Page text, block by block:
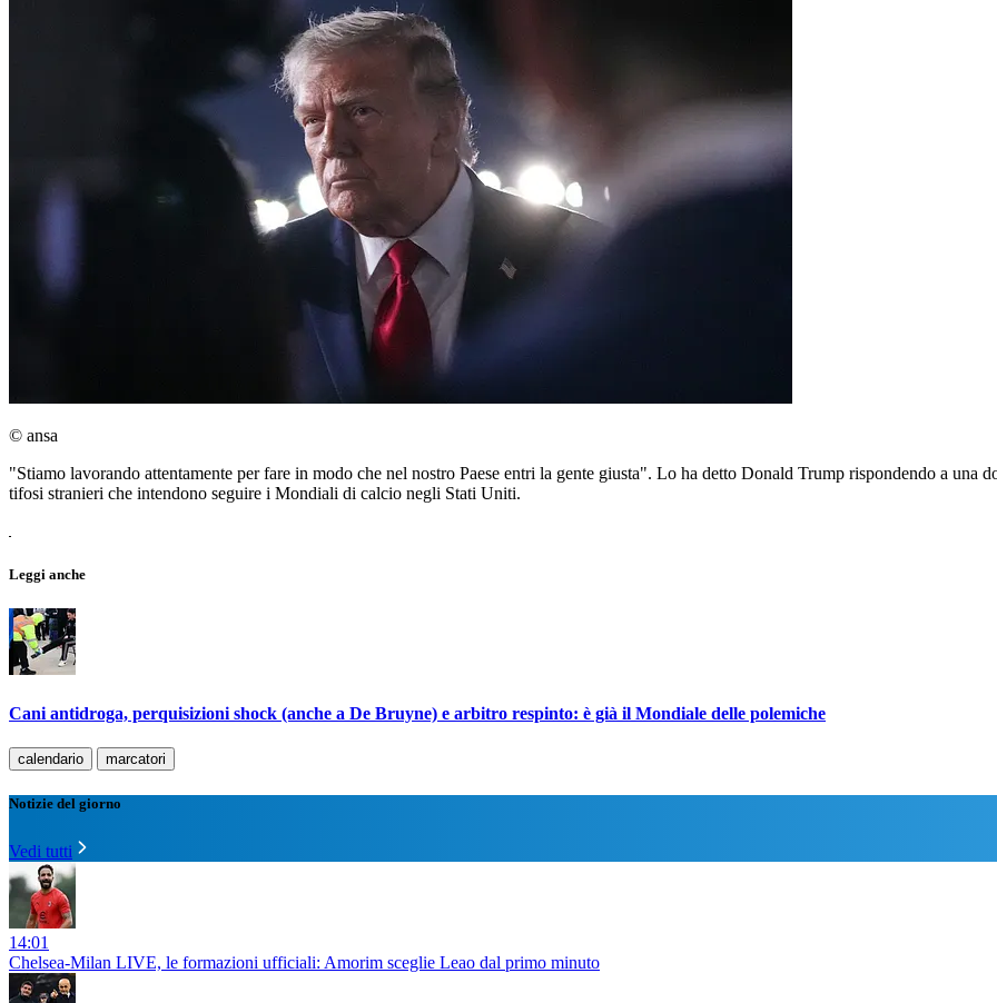
© ansa
"Stiamo lavorando attentamente per fare in modo che nel nostro Paese entri la gente giusta". Lo ha detto Donald Trump rispondendo a una
tifosi stranieri che intendono seguire i Mondiali di calcio negli Stati Uniti.
Leggi anche
Cani antidroga, perquisizioni shock (anche a De Bruyne) e arbitro respinto: è già il Mondiale delle polemiche
calendario marcatori
Notizie del giorno
Vedi tutti
14:01
Chelsea-Milan LIVE, le formazioni ufficiali: Amorim sceglie Leao dal primo minuto